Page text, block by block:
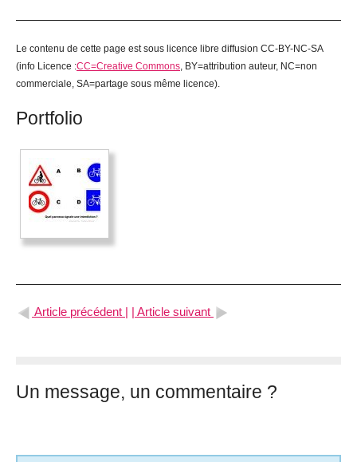
Le contenu de cette page est sous licence libre diffusion CC-BY-NC-SA
(info Licence :CC=Creative Commons , BY=attribution auteur, NC=non
commerciale, SA=partage sous même licence).
Portfolio
Article précédent | | Article suivant
Un message, un commentaire ?